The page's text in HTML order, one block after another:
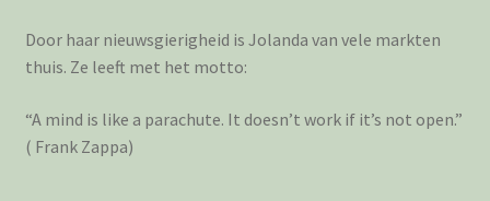
Door haar nieuwsgierigheid is Jolanda van vele markten
thuis. Ze leeft met het motto:
“A mind is like a parachute. It doesn’t work if it’s not open.”
( Frank Zappa)